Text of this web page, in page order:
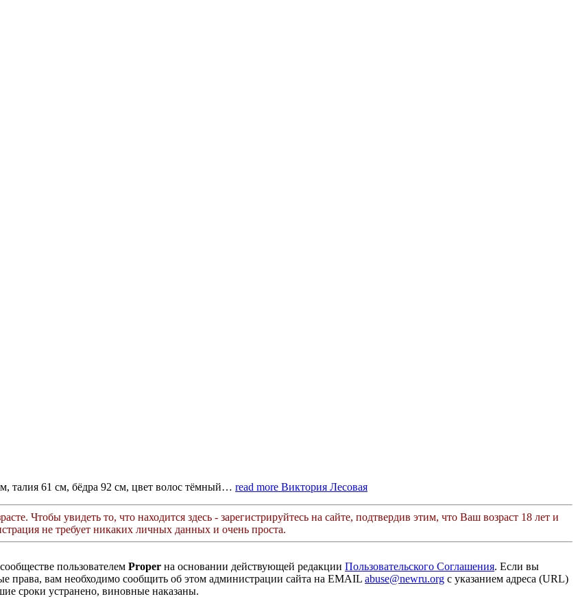
талия 61 см, бёдра 92 см, цвет волос тёмный… read more Виктория Лесовая
Чтобы увидеть то, что находится здесь - зарегистрируйтесь на сайте, подтвердив этим, что Ваш возраст 18 лет и
не требует никаких личных данных и очень проста.
пользователем Proper на основании действующей редакции Пользовательского Соглашения. Если вы
права, вам необходимо сообщить об этом администрации сайта на EMAIL abuse@newru.org с указанием адреса (URL)
сроки устранено, виновные наказаны.